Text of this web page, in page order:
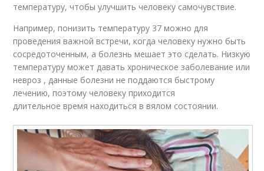
температуру, чтобы улучшить человеку самочувствие.
Например, понизить температуру 37 можно для
проведения важной встречи, когда человеку нужно быть
сосредоточенным, а болезнь мешает это сделать. Низкую
температуру может давать хроническое заболевание или
невроз , данные болезни не поддаются быстрому
лечению, поэтому человеку приходится
длительное время находиться в вялом состоянии.